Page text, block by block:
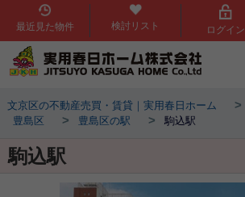
最近見た物件 検討リスト ログイン
文京区の不動産売買・賃貸｜実用春日ホーム >
豊島区 > 豊島区の駅 > 駒込駅
駒込駅